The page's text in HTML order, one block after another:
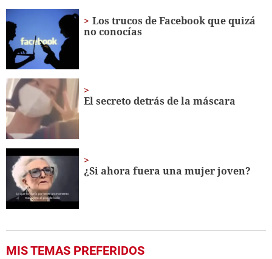
Los trucos de Facebook que quizá
no conocías
El secreto detrás de la máscara
¿Si ahora fuera una mujer joven?
MIS TEMAS PREFERIDOS